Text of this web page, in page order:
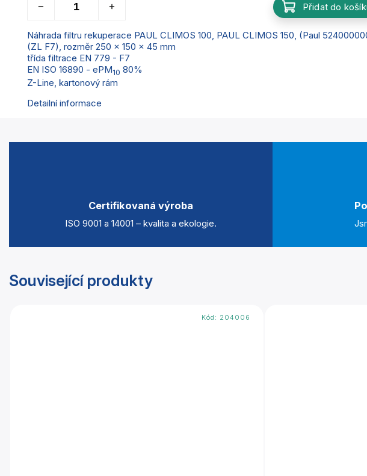
Přidat do
Náhrada filtru rekuperace PAUL CLIMOS 100, PAUL CLIMOS 150, (Paul
(ZL F7),rozměr 250 x 150 x 45 mm
třída filtrace EN 779 - F7
EN ISO 16890 - ePM10 80%
Z-Line, kartonový rám
Detailní informace
Certifikovaná výroba
ISO 9001 a 14001 – kvalita a ekologie.
Související produkty
Kód: 204006